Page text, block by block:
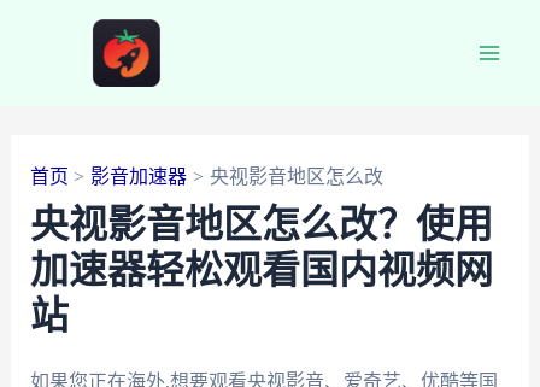
首页 影音加速器 央视影音地区怎么改
央视影音地区怎么改？使用
加速器轻松观看国内视频网
站
如果您正在海外,想要观看央视影音、爱奇艺、优酷等国